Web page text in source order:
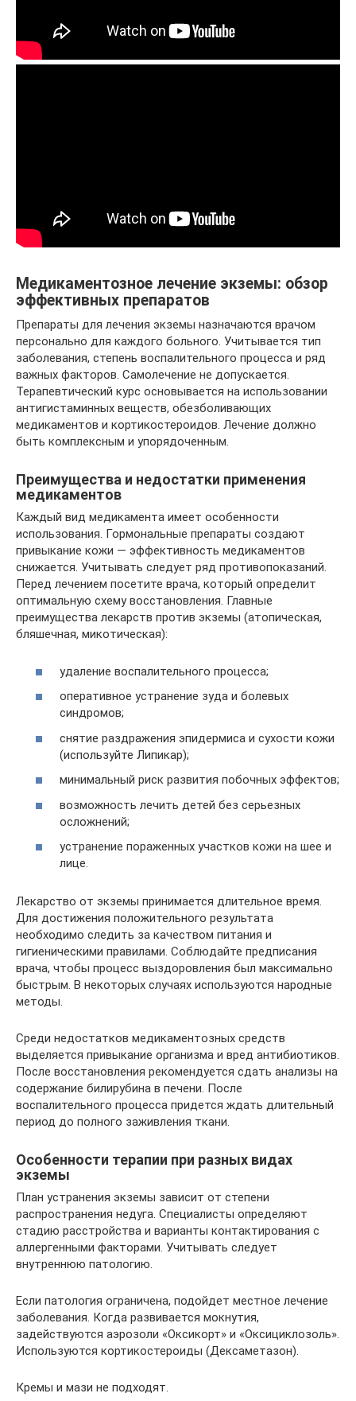
Медикаментозное лечение экземы: обзор
эффективных препаратов
Препараты для лечения экземы назначаются врачом
персонально для каждого больного. Учитывается тип
заболевания, степень воспалительного процесса и ряд
важных факторов. Самолечение не допускается.
Терапевтический курс основывается на использовании
антигистаминных веществ, обезболивающих
медикаментов и кортикостероидов. Лечение должно
быть комплексным и упорядоченным.
Преимущества и недостатки применения
медикаментов
Каждый вид медикамента имеет особенности
использования. Гормональные препараты создают
привыкание кожи — эффективность медикаментов
снижается. Учитывать следует ряд противопоказаний.
Перед лечением посетите врача, который определит
оптимальную схему восстановления. Главные
преимущества лекарств против экземы (атопическая,
бляшечная, микотическая):
удаление воспалительного процесса;
оперативное устранение зуда и болевых
синдромов;
снятие раздражения эпидермиса и сухости кожи
(используйте Липикар);
минимальный риск развития побочных эффектов;
возможность лечить детей без серьезных
осложнений;
устранение пораженных участков кожи на шее и
лице.
Лекарство от экземы принимается длительное время.
Для достижения положительного результата
необходимо следить за качеством питания и
гигиеническими правилами. Соблюдайте предписания
врача, чтобы процесс выздоровления был максимально
быстрым. В некоторых случаях используются народные
методы.
Среди недостатков медикаментозных средств
выделяется привыкание организма и вред антибиотиков.
После восстановления рекомендуется сдать анализы на
содержание билирубина в печени. После
воспалительного процесса придется ждать длительный
период до полного заживления ткани.
Особенности терапии при разных видах
экземы
План устранения экземы зависит от степени
распространения недуга. Специалисты определяют
стадию расстройства и варианты контактирования с
аллергенными факторами. Учитывать следует
внутреннюю патологию.
Если патология ограничена, подойдет местное лечение
заболевания. Когда развивается мокнутия,
задействуются аэрозоли «Оксикорт» и «Оксициклозоль».
Используются кортикостероиды (Дексаметазон).
Кремы и мази не подходят.